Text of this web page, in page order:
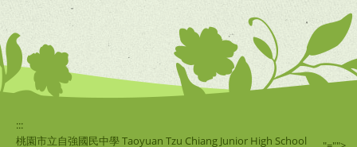
:::
桃園市立自強國民中學 Taoyuan Tzu Chiang Junior High School